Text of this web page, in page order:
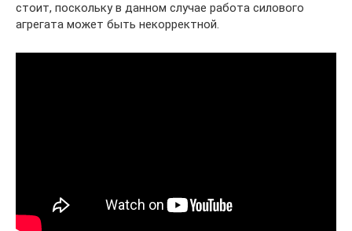
стоит, поскольку в данном случае работа силового
агрегата может быть некорректной.